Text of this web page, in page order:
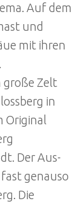
Auf dem
und
mit ihren
große Zelt
in
Original
Der Aus-
genauso
Die